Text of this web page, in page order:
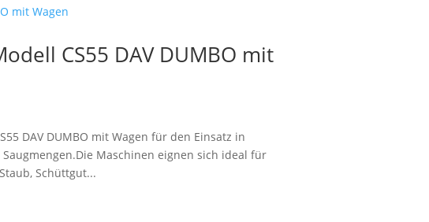
CS55 DAV DUMBO mit
DAV DUMBO mit Wagen für den Einsatz in
Maschinen eignen sich ideal für
Schüttgut...